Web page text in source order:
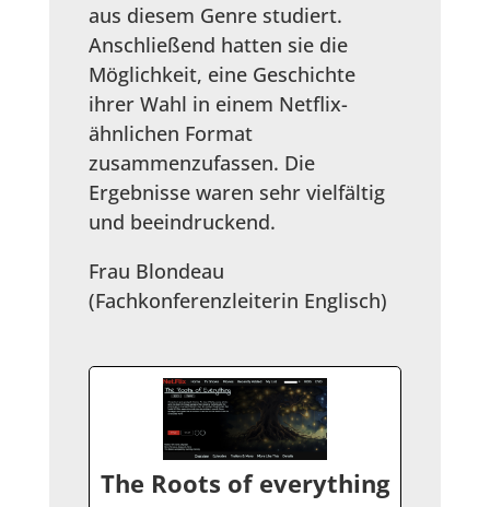
aus diesem Genre studiert.
Anschließend hatten sie die
Möglichkeit, eine Geschichte
ihrer Wahl in einem Netflix-
ähnlichen Format
zusammenzufassen. Die
Ergebnisse waren sehr vielfältig
und beeindruckend.
Frau Blondeau
(Fachkonferenzleiterin Englisch)
The Roots of everything